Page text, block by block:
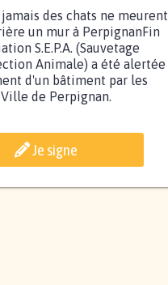
des chats ne meurent
un mur à PerpignanFin
S.E.P.A. (Sauvetage
Animale) a été alertée
d'un bâtiment par les
de Perpignan.
Je signe